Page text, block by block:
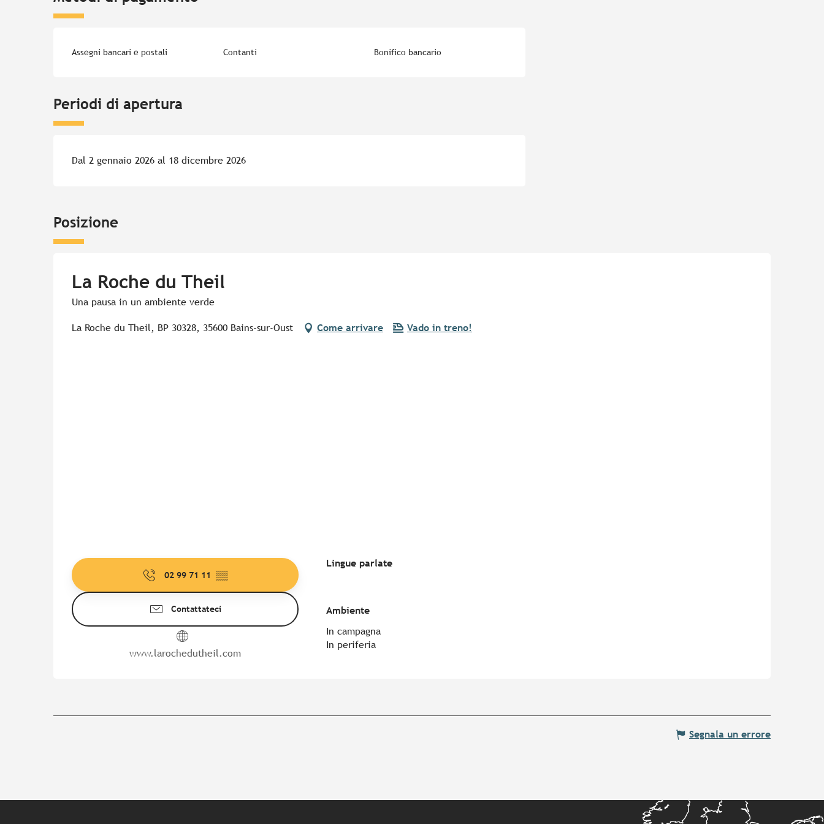
Assegni bancari e postali Contanti Bonifico bancario
Periodi di apertura
Dal 2 gennaio 2026 al 18 dicembre 2026
Posizione
La Roche du Theil
Una pausa in un ambiente verde
La Roche du Theil, BP 30328, 35600 Bains-sur-Oust Come arrivare Vado in treno!
02 99 71 11 ▒▒
Contattateci
www.larochedutheil.com
Lingue parlate
Lingue parlate
Ambiente
Ambiente
In campagna
In periferia
Segnala un errore